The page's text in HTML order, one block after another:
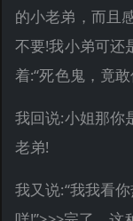
的小老弟，而且
不要!我小弟可还
着:“死色鬼，竟
我回说:小姐那你
老弟!
我又说:“我我看